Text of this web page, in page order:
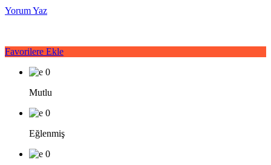
Yorum Yaz
Favorilere Ekle
0
Mutlu
0
Eğlenmiş
0